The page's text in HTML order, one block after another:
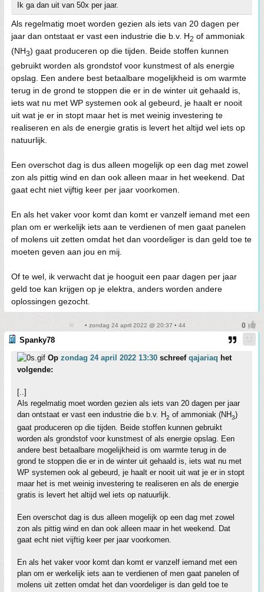
Ik ga dan uit van 50x per jaar.
Als regelmatig moet worden gezien als iets van 20 dagen per
jaar dan ontstaat er vast een industrie die b.v. H2 of ammoniak
(NH3) gaat produceren op die tijden. Beide stoffen kunnen
gebruikt worden als grondstof voor kunstmest of als energie
opslag. Een andere best betaalbare mogelijkheid is om warmte
terug in de grond te stoppen die er in de winter uit gehaald is,
iets wat nu met WP systemen ook al gebeurd, je haalt er nooit
uit wat je er in stopt maar het is met weinig investering te
realiseren en als de energie gratis is levert het altijd wel iets op
natuurlijk.
Een overschot dag is dus alleen mogelijk op een dag met zowel
zon als pittig wind en dan ook alleen maar in het weekend. Dat
gaat echt niet vijftig keer per jaar voorkomen.
En als het vaker voor komt dan komt er vanzelf iemand met een
plan om er werkelijk iets aan te verdienen of men gaat panelen
of molens uit zetten omdat het dan voordeliger is dan geld toe te
moeten geven aan jou en mij.
Of te wel, ik verwacht dat je hooguit een paar dagen per jaar
geld toe kan krijgen op je elektra, anders worden andere
oplossingen gezocht.
• zondag 24 april 2022 @ 20:37 • 44
Spanky78
Op zondag 24 april 2022 13:30 schreef qajariaq het
volgende:
[..]
Als regelmatig moet worden gezien als iets van 20 dagen per jaar
dan ontstaat er vast een industrie die b.v. H2 of ammoniak (NH3)
gaat produceren op die tijden. Beide stoffen kunnen gebruikt
worden als grondstof voor kunstmest of als energie opslag. Een
andere best betaalbare mogelijkheid is om warmte terug in de
grond te stoppen die er in de winter uit gehaald is, iets wat nu met
WP systemen ook al gebeurd, je haalt er nooit uit wat je er in stopt
maar het is met weinig investering te realiseren en als de energie
gratis is levert het altijd wel iets op natuurlijk.
Een overschot dag is dus alleen mogelijk op een dag met zowel
zon als pittig wind en dan ook alleen maar in het weekend. Dat
gaat echt niet vijftig keer per jaar voorkomen.
En als het vaker voor komt dan komt er vanzelf iemand met een
plan om er werkelijk iets aan te verdienen of men gaat panelen of
molens uit zetten omdat het dan voordeliger is dan geld toe te